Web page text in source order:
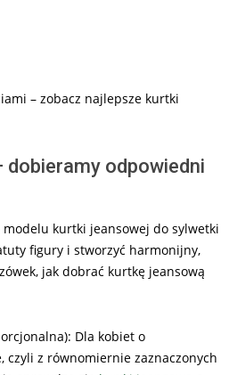
– zobacz najlepsze kurtki
odpowiedni
kurtki jeansowej do sylwetki
figury i stworzyć harmonijny,
jak dobrać kurtkę jeansową
Dla kobiet o
czyli z równomiernie zaznaczonych